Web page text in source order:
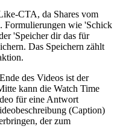
CTA, da Shares vom
Formulierungen wie 'Schick
'Speicher dir das für
Das Speichern zählt
des Videos ist der
kann die Watch Time
für eine Antwort
(Caption)
der zum